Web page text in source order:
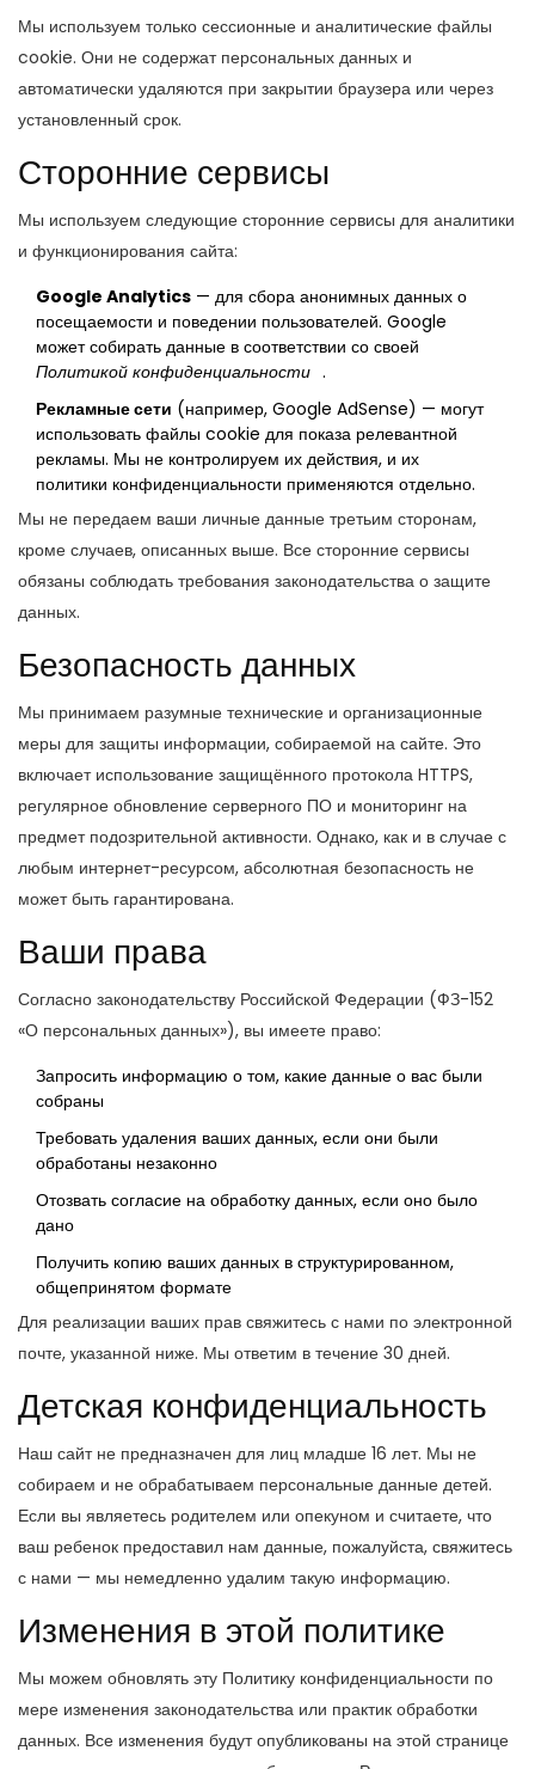
Мы используем только сессионные и аналитические файлы
cookie. Они не содержат персональных данных и
автоматически удаляются при закрытии браузера или через
установленный срок.
Сторонние сервисы
Мы используем следующие сторонние сервисы для аналитики
и функционирования сайта:
Google Analytics — для сбора анонимных данных о
посещаемости и поведении пользователей. Google
может собирать данные в соответствии со своей
Политикой конфиденциальности .
Рекламные сети (например, Google AdSense) — могут
использовать файлы cookie для показа релевантной
рекламы. Мы не контролируем их действия, и их
политики конфиденциальности применяются отдельно.
Мы не передаем ваши личные данные третьим сторонам,
кроме случаев, описанных выше. Все сторонние сервисы
обязаны соблюдать требования законодательства о защите
данных.
Безопасность данных
Мы принимаем разумные технические и организационные
меры для защиты информации, собираемой на сайте. Это
включает использование защищённого протокола HTTPS,
регулярное обновление серверного ПО и мониторинг на
предмет подозрительной активности. Однако, как и в случае с
любым интернет-ресурсом, абсолютная безопасность не
может быть гарантирована.
Ваши права
Согласно законодательству Российской Федерации (ФЗ-152
«О персональных данных»), вы имеете право:
Запросить информацию о том, какие данные о вас были
собраны
Требовать удаления ваших данных, если они были
обработаны незаконно
Отозвать согласие на обработку данных, если оно было
дано
Получить копию ваших данных в структурированном,
общепринятом формате
Для реализации ваших прав свяжитесь с нами по электронной
почте, указанной ниже. Мы ответим в течение 30 дней.
Детская конфиденциальность
Наш сайт не предназначен для лиц младше 16 лет. Мы не
собираем и не обрабатываем персональные данные детей.
Если вы являетесь родителем или опекуном и считаете, что
ваш ребенок предоставил нам данные, пожалуйста, свяжитесь
с нами — мы немедленно удалим такую информацию.
Изменения в этой политике
Мы можем обновлять эту Политику конфиденциальности по
мере изменения законодательства или практик обработки
данных. Все изменения будут опубликованы на этой странице